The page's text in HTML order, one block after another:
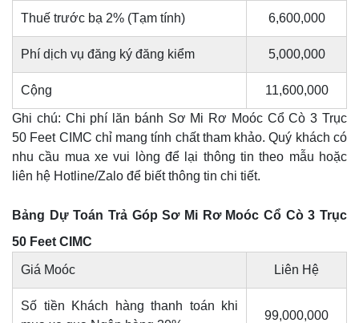
Thuế trước bạ 2% (Tạm tính) 6,600,000
Phí dịch vụ đăng ký đăng kiểm 5,000,000
Cộng 11,600,000
Ghi chú: Chi phí lăn bánh Sơ Mi Rơ Moóc Cổ Cò 3 Trục
50 Feet CIMC chỉ mang tính chất tham khảo. Quý khách có
nhu cầu mua xe vui lòng để lại thông tin theo mẫu hoặc
liên hệ Hotline/Zalo để biết thông tin chi tiết.
Bảng Dự Toán Trả Góp Sơ Mi Rơ Moóc Cổ Cò 3 Trục
50 Feet CIMC
Giá Moóc Liên Hệ
Số tiền Khách hàng thanh toán khi
99,000,000